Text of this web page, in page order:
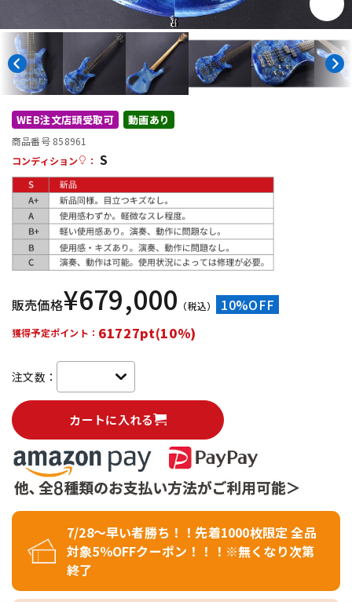
DTM オンライン納品 レコーディング機器
配信/ライブ機器
中古
WEB注文店頭受取可 動画あり
商品番号 858961
コンディション
： S
販売価格¥679,000 （税込） 10%OFF
獲得予定ポイント： 61727pt(10%)
注文数：
カートに入れる
7/28～早い者勝ち！！先着1000枚限定 全品
対象5％OFFクーポン！！！※無くなり次第
終了